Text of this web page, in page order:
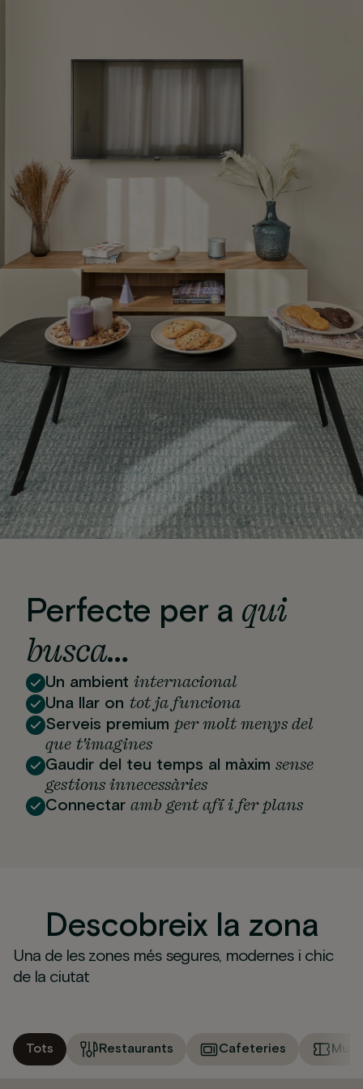
Perfecte per a qui
busca…
Un ambient internacional
Una llar on tot ja funciona
Serveis premium per molt menys del
que t'imagines
Gaudir del teu temps al màxim sense
gestions innecessàries
Connectar amb gent afí i fer plans
Descobreix la zona
Una de les zones més segures, modernes i chic
de la ciutat
Tots Restaurants Cafeteries